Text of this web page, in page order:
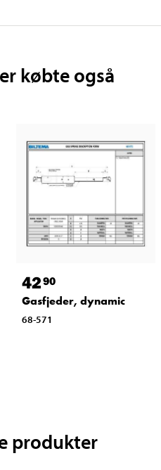
købte også
4290
Gasfjeder, dynamic
68-571
produkter